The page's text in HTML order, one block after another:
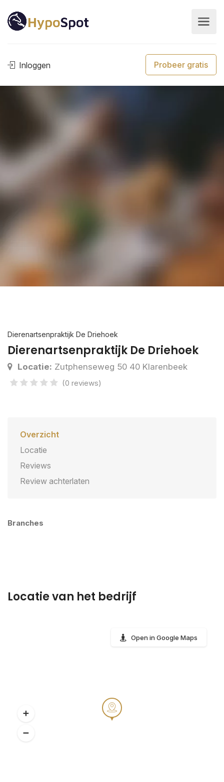
Inloggen Probeer gratis
Dierenartsenpraktijk De Driehoek
Dierenartsenpraktijk De Driehoek
Locatie: Zutphenseweg 50 40 Klarenbeek
(0 reviews)
Overzicht
Locatie
Reviews
Review achterlaten
Branches
Locatie van het bedrijf
Open in Google Maps